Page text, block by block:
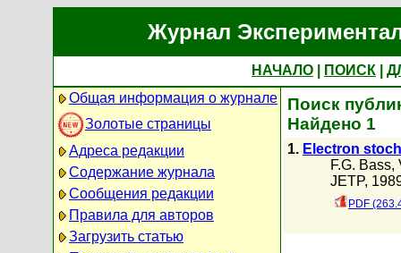
Журнал
НАЧАЛО ПОИСК
Общая информация о журнале
Золотые страницы
Адреса редакции
Содержание журнала
Сообщения редакции
Правила для авторов
Загрузить статью
Поиск
Найдено 1
1. Electron
F.G. Bass,
JETP,
PDF